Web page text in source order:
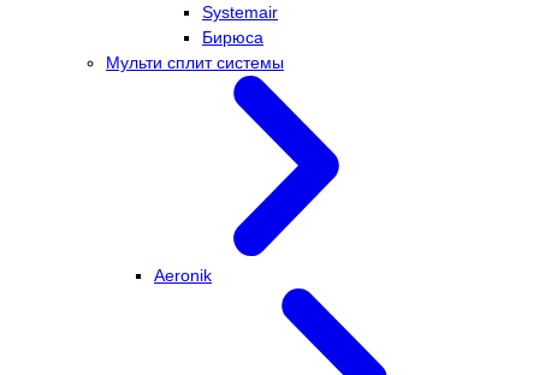
Systemair
Бирюса
Мульти сплит системы
Aeronik